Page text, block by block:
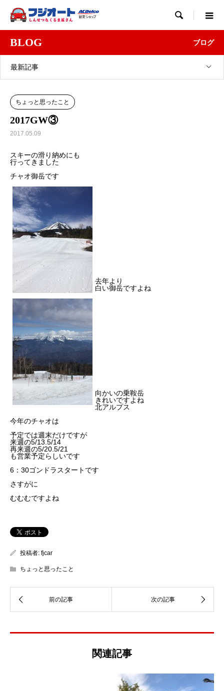

BLOG ブログ
最新記事
ちょっと思ったこと
2017GW③
2017.05.09
スキーの滑り納めにも
行ってきました
チャオ御岳です
去年より
白い御岳ですよね
向かいの乗鞍岳
きれいですよね
北アルプス
今年のチャオは
予定では週末だけですが
来週の5/13.5/14
再来週の5/20.5/21
も営業予定らしいです
6：30ゴンドラスタートです
さすがに
むむむですよね
投稿者: fjcar
ちょっと思ったこと
関連記事